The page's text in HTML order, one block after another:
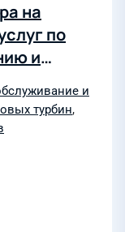
на
по
и
рамках
и
турбин,